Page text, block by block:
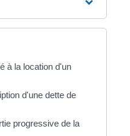
à la location d'un
d'une dette de
progressive de la